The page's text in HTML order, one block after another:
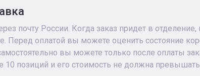
почту России. Когда заказ придет в
Перед оплатой вы можете оценить состояние
вы можете только после оплаты
10 позиций и его стоимость не должна